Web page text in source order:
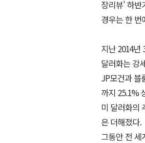
장리뷰’ 하
경우는 한 번
지난 2014년
달러화는 강
JP모건과 블
까지 25.1%
미 달러화의
은 더해졌다.
그동안 전 세